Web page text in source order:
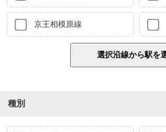
京王相模原線
種別